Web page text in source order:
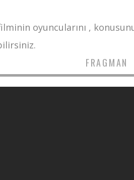
oyuncularını ,
FRAGMAN